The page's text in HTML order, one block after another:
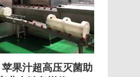
汁超高压灭菌推动
色生产转型